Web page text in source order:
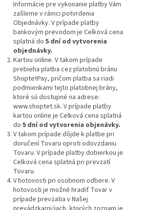
Informácie pre vykonanie platby Vám
zašleme v rámci potvrdenia
Objednávky. V prípade platby
bankovým prevodom je Celková cena
splatná do 5 dní od vytvorenia
objednávky.
Kartou online. V takom prípade
prebieha platba cez platobnú bránu
ShoptetPay, pričom platba sa riadi
podmienkami tejto platobnej brány,
ktoré sú dostupné na adrese:
www.shoptet.sk. V prípade platby
kartou online je Celková cena splatná
do 5 dní od vytvorenia objenávky.
V takom prípade dôjde k platbe pri
doručení Tovaru oproti odovzdaniu
Tovaru. V prípade platby dobierkou je
Celková cena splatná pri prevzatí
Tovaru.
V hotovosti pri osobnom odbere. V
hotovosti je možné hradiť Tovar v
prípade prevzatia v Našej